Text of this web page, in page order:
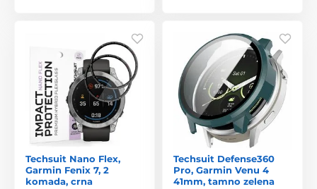
Techsuit Nano Flex,
Garmin Fenix 7, 2
komada, crna
Techsuit Defense360
Pro, Garmin Venu 4
41mm, tamno zelena